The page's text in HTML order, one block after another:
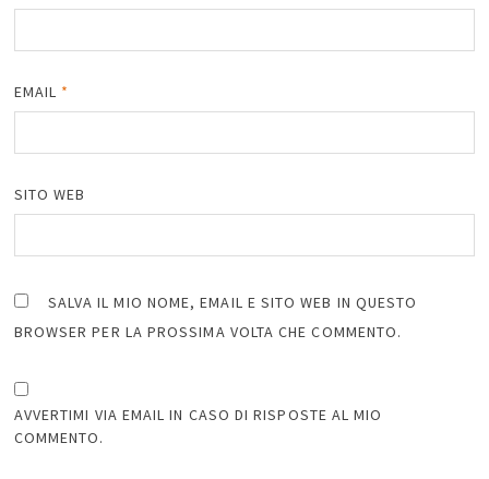
EMAIL *
SITO WEB
SALVA IL MIO NOME, EMAIL E SITO WEB IN QUESTO
BROWSER PER LA PROSSIMA VOLTA CHE COMMENTO.
AVVERTIMI VIA EMAIL IN CASO DI RISPOSTE AL MIO
COMMENTO.